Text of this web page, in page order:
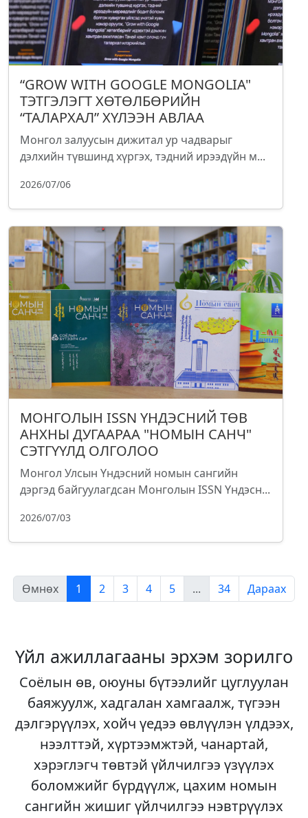
“GROW WITH GOOGLE MONGOLIA"
ТЭТГЭЛЭГТ ХӨТӨЛБӨРИЙН
“ТАЛАРХАЛ” ХҮЛЭЭН АВЛАА
Монгол залуусын дижитал ур чадварыг
дэлхийн түвшинд хүргэх, тэдний ирээдүйн м...
2026/07/06
МОНГОЛЫН ISSN ҮНДЭСНИЙ ТӨВ
АНХНЫ ДУГААРАА "НОМЫН САНЧ"
СЭТГҮҮЛД ОЛГОЛОО
Монгол Улсын Үндэсний номын сангийн
дэргэд байгуулагдсан Монголын ISSN Үндэсн...
2026/07/03
Өмнөх 1 2 3 4 5 ... 34 Дараах
Үйл ажиллагааны эрхэм зорилго
Соёлын өв, оюуны бүтээлийг цуглуулан
баяжуулж, хадгалан хамгаалж, түгээн
дэлгэрүүлэх, хойч үедээ өвлүүлэн үлдээх,
нээлттэй, хүртээмжтэй, чанартай,
хэрэглэгч төвтэй үйлчилгээ үзүүлэх
боломжийг бүрдүүлж, цахим номын
сангийн жишиг үйлчилгээ нэвтрүүлэх